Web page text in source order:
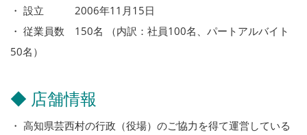
・ 設立 2006年11月15日
・ 従業員数 150名 （内訳：社員100名、パートアルバイト
50名）
◆ 店舗情報
・ 高知県芸西村の行政（役場）のご協力を得て運営している